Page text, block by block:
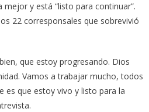
y está “listo para continuar”.
22 corresponsales que sobrevivió
que estoy progresando. Dios
Vamos a trabajar mucho, todos
que estoy vivo y listo para la